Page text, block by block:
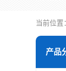
当前位置
产品